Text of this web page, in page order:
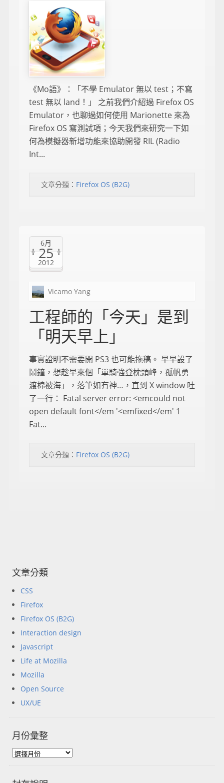
《Mo語》：「不學 Emulator 無以 test；不寫
test 無以 land！」 之前我們介紹過 Firefox OS
Emulator，也聊過如何使用 Marionette 來為
Firefox OS 寫測試項；今天我們來研究一下如
何為模擬器新增功能來協助開發 RIL (Radio
Int...
文章分類： Firefox OS (B2G)
6月
25
2012
Vicamo Yang
工程師的「今天」是到
「明天早上」
事實證明不需要開 PS3 也可能拖稿。 早早設了
鬧鐘，想趁早來個「單騎強登枕頭峰，孤帆勇
渡棉被海」，落筆如有神…，直到 X window 吐
了一行： Fatal server error: <emcould not
open default font</em '<emfixed</em' 1
Fat...
文章分類： Firefox OS (B2G)
文章分類
CSS
Firefox
Firefox OS (B2G)
Interaction design
Javascript
Life at Mozilla
Mozilla
Open Source
UX/UE
月份彙整